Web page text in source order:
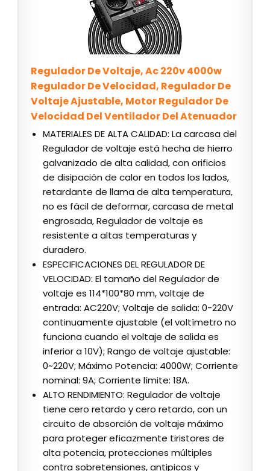
Regulador De Voltaje, Ac 220v 4000w
Regulador De Velocidad, Regulador De
Voltaje Ajustable, Motor Regulador De
Velocidad Del Ventilador Del Atenuador
MATERIALES DE ALTA CALIDAD: La carcasa del
Regulador de voltaje está hecha de hierro
galvanizado de alta calidad, con orificios
de disipación de calor en todos los lados,
retardante de llama de alta temperatura,
no es fácil de deformar, carcasa de metal
engrosada, Regulador de voltaje es
resistente a altas temperaturas y
duradero.
ESPECIFICACIONES DEL REGULADOR DE
VELOCIDAD: El tamaño del Regulador de
voltaje es 114*100*80 mm, voltaje de
entrada: AC220V; Voltaje de salida: 0-220V
continuamente ajustable (el voltímetro no
funciona cuando el voltaje de salida es
inferior a 10V); Rango de voltaje ajustable:
0~220V; Máximo Potencia: 4000W; Corriente
nominal: 9A; Corriente límite: 18A.
ALTO RENDIMIENTO: Regulador de voltaje
tiene cero retardo y cero retardo, con un
circuito de absorción de voltaje máximo
para proteger eficazmente tiristores de
alta potencia, protecciones múltiples
contra sobretensiones, antipicos y